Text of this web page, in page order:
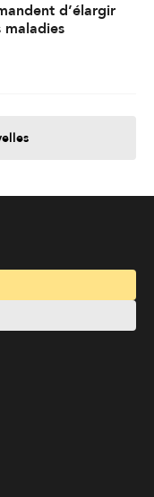
d’élargir
maladies